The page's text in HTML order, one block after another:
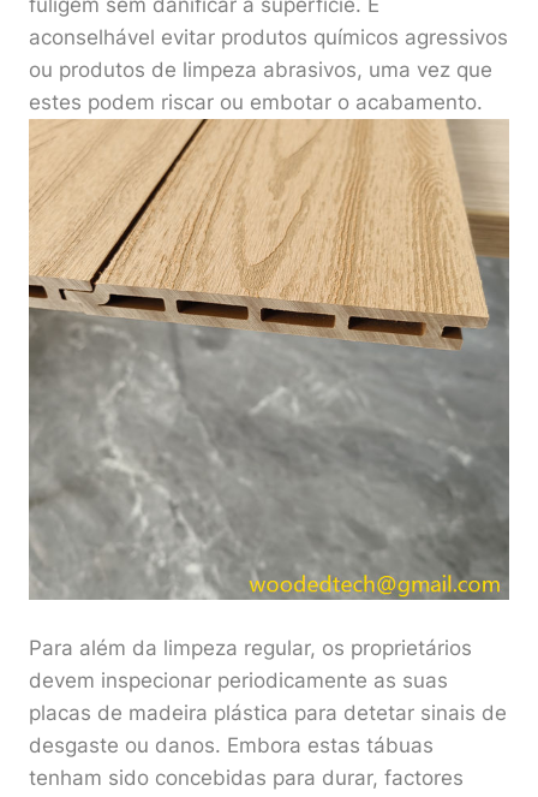
fuligem sem danificar a superfície. É
aconselhável evitar produtos químicos agressivos
ou produtos de limpeza abrasivos, uma vez que
estes podem riscar ou embotar o acabamento.
Para além da limpeza regular, os proprietários
devem inspecionar periodicamente as suas
placas de madeira plástica para detetar sinais de
desgaste ou danos. Embora estas tábuas
tenham sido concebidas para durar, factores